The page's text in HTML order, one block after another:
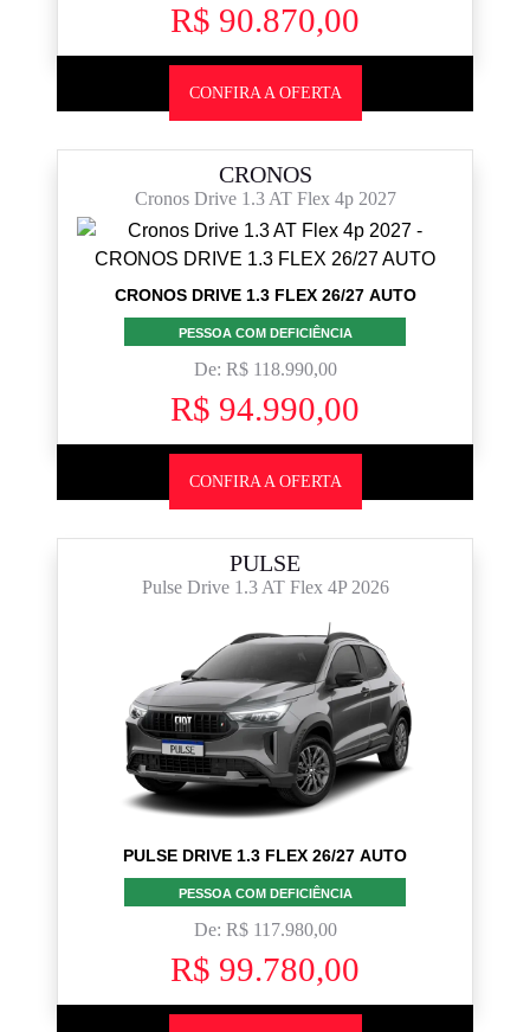
R$ 90.870,00
CONFIRA A OFERTA
CRONOS
Cronos Drive 1.3 AT Flex 4p 2027
CRONOS DRIVE 1.3 FLEX 26/27 AUTO
PESSOA COM DEFICIÊNCIA
De: R$ 118.990,00
R$ 94.990,00
CONFIRA A OFERTA
PULSE
Pulse Drive 1.3 AT Flex 4P 2026
PULSE DRIVE 1.3 FLEX 26/27 AUTO
PESSOA COM DEFICIÊNCIA
De: R$ 117.980,00
R$ 99.780,00